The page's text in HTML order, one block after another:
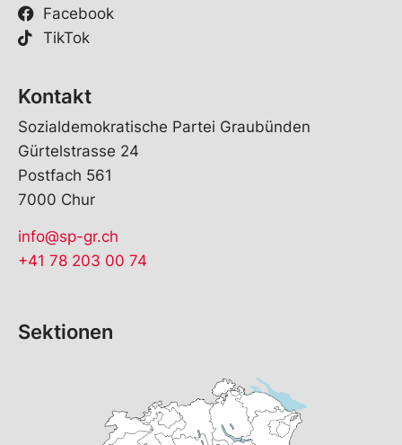
Facebook
TikTok
Kontakt
Sozialdemokratische Partei Graubünden
Gürtelstrasse 24
Postfach 561
7000 Chur
info@sp-gr.ch
+41 78 203 00 74
Sektionen